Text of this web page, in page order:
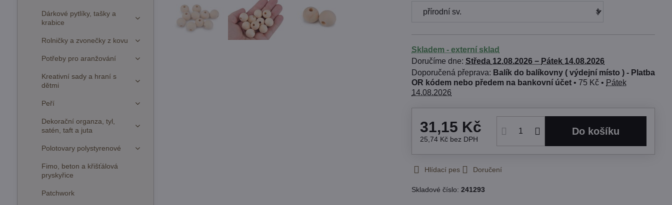
Skladem - externí sklad
Doručíme dne:Středa 12.08.2026 − Pátek 14.08.2026
Balík do balíkovny ( výdejní místo ) - Platba
OR kódem nebo předem na bankovní účet• 75 Kč • Pátek
14.08.2026
31,15 Kč
25,74 Kč bez DPH
Do košíku
Hlídací pes Doručení
Skladové číslo:241293
Dárkové pytlíky, tašky a
krabice
Rolničky a zvonečky z kovu
Potřeby pro aranžování
Kreativní sady a hraní s
dětmi
Peří
Dekorační organza, tyl,
satén, taft a juta
Polotovary polystyrenové
Fimo, beton a křišťálová
pryskyřice
Patchwork